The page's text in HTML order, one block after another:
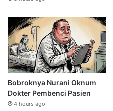
Bobroknya Nurani Oknum
Dokter Pembenci Pasien
4 hours ago